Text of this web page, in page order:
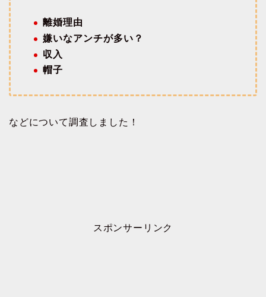
離婚理由
嫌いなアンチが多い？
収入
帽子
などについて調査しました！
スポンサーリンク